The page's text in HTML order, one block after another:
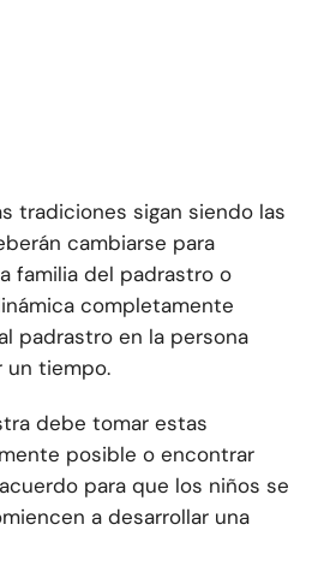
tradiciones sigan siendo las
cambiarse para
familia del padrastro o
completamente
padrastro en la persona
un tiempo.
debe tomar estas
posible o encontrar
para que los niños se
a desarrollar una